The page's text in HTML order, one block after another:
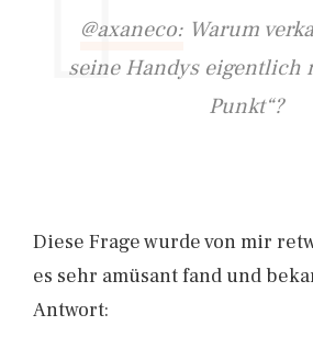
@axaneco:Warum
seine Handys eigentlich
Punkt“?
Diese Frage wurde von mir
es sehr amüsant fand und
Antwort: